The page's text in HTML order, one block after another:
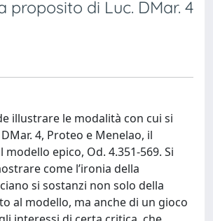
proposito di Luc. DMar. 4
illustrare le modalità con cui si
4, Proteo e Menelao, il
epico, Od. 4.351-569. Si
come l’ironia della
si sostanzi non solo della
al modello, ma anche di un gioco